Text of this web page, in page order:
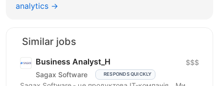
analytics →
Similar jobs
Business Analyst_H
Sagax Software RESPONDS QUICKLY
$$$